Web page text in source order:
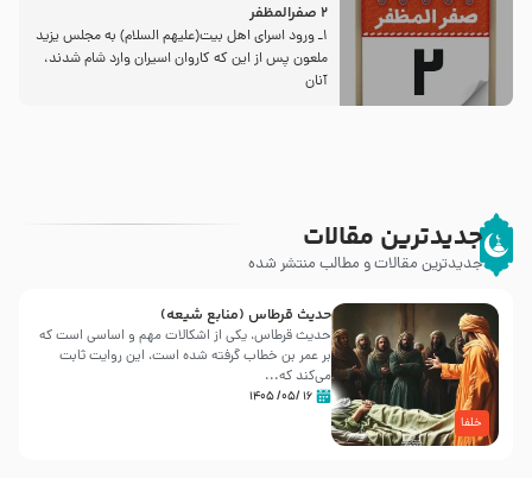
2 صفرالمظفر
1ـ ورود اسراى اهل بیت‌(علیهم السلام) به مجلس یزید
ملعون پس از این كه كاروان اسیران وارد شام شدند،
آنان
جدیدترین مقالات
جدیدترین مقالات و مطالب منتشر شده
خلفا
حدیث قرطاس (منابع شیعه)
حدیث قرطاس، یکی از اشکالات مهم و اساسی است که
بر عمر بن خطاب گرفته شده است، این روایت ثابت
می‌کند که...
۱۶ /۰۵/ ۱۴۰۵